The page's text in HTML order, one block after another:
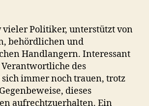
vieler Politiker, unterstützt von
behördlichen und
Handlangern. Interessant
Verantwortliche des
sich immer noch trauen, trotz
dieses
aufrechtzuerhalten. Ein